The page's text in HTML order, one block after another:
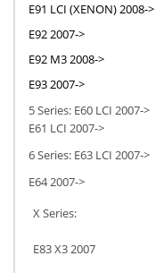
E91 LCI (XENON) 2008->
E92 2007->
E92 M3 2008->
E93 2007->
5 Series: E60 LCI 2007->
E61 LCI 2007->
6 Series: E63 LCI 2007->
E64 2007->
X Series:
E83 X3 2007